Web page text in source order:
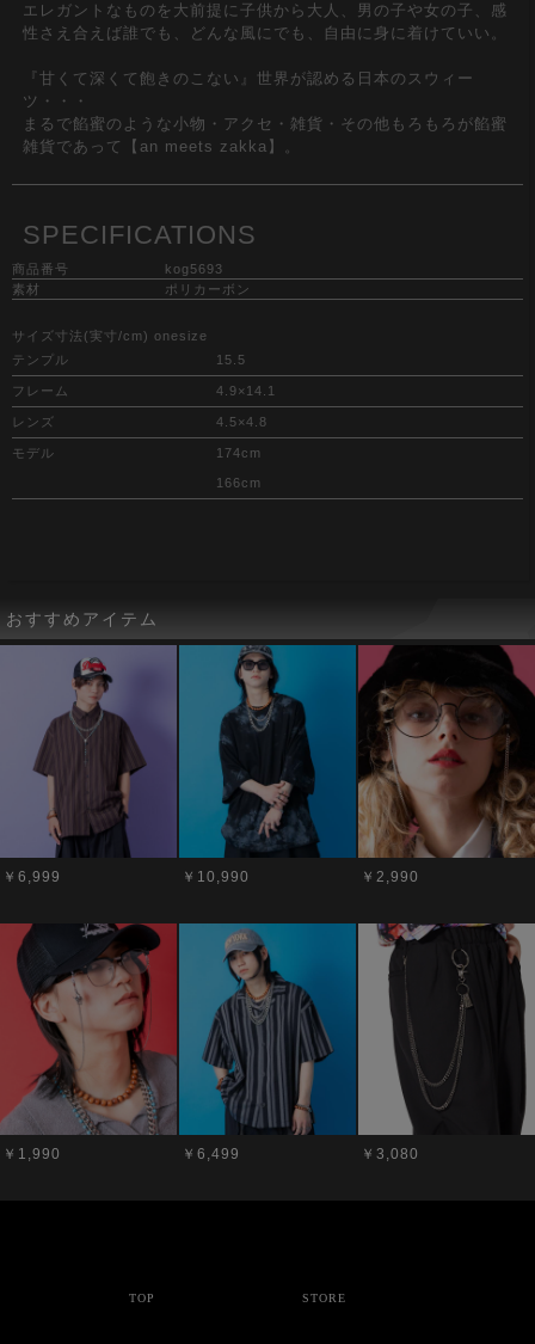
エレガントなものを大前提に子供から大人、男の子や女の子、感
性さえ合えば誰でも、どんな風にでも、自由に身に着けていい。
『甘くて深くて飽きのこない』世界が認める日本のスウィー
ツ・・・
まるで餡蜜のような小物・アクセ・雑貨・その他もろもろが餡蜜
雑貨であって【an meets zakka】。
SPECIFICATIONS
商品番号
kog5693
素材
ポリカーボン
サイズ寸法(実寸/cm) onesize
テンプル
15.5
フレーム 4.9×14.1
レンズ 4.5×4.8
モデル 174cm
166cm
おすすめアイテム
￥6,999 ￥10,990 ￥2,990
￥1,990 ￥6,499 ￥3,080
TOP STORE